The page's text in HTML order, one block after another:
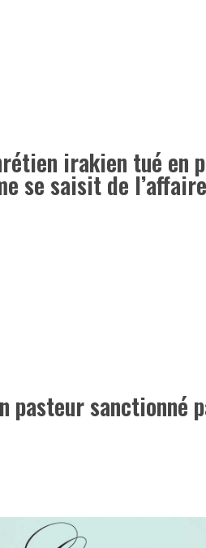
irakien tué en
se saisit de l’affaire
pasteur sanctionné